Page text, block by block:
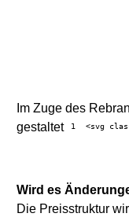
Im Zuge des
gestaltet
1 <svg
Wird es
Die Preisstruktur